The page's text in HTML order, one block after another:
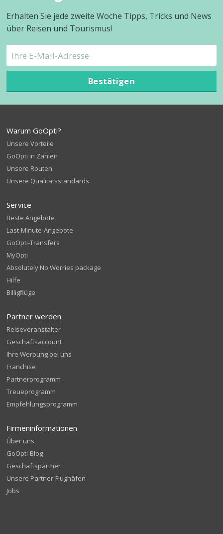
Erhalten Sie jede zweite Woche Tipps, Tricks und News
über Reisen und Tourismus!
Bestätigen
Warum GoOpti?
Unsere Vorteile
GoOpti in Zahlen
Unsere Routen
Unsere Qualitätsstandards
Service
Beste Angebote
Last-Minute-Angebote
GoOpti-Transfers
MyOpti
Absolutely No Worries package
Hilfe
Billigflüge
Partner werden
Reiseveranstalter
Geschäftsaccount
Ihre Werbung bei uns
Franchise
Partnerprogramm
Treueprogramm
Empfehlungsprogramm
Firmeninformationen
Über uns
GoOpti-Blog
Geschäftspartner
Unsere Partner-Flughäfen
Jobs